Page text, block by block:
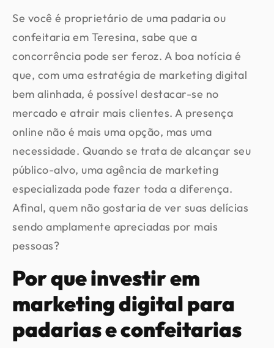
Se você é proprietário de uma padaria ou
confeitaria em Teresina, sabe que a
concorrência pode ser feroz. A boa notícia é
que, com uma estratégia de marketing digital
bem alinhada, é possível destacar-se no
mercado e atrair mais clientes. A presença
online não é mais uma opção, mas uma
necessidade. Quando se trata de alcançar seu
público-alvo, uma agência de marketing
especializada pode fazer toda a diferença.
Afinal, quem não gostaria de ver suas delícias
sendo amplamente apreciadas por mais
pessoas?
Por que investir em
marketing digital para
padarias e confeitarias